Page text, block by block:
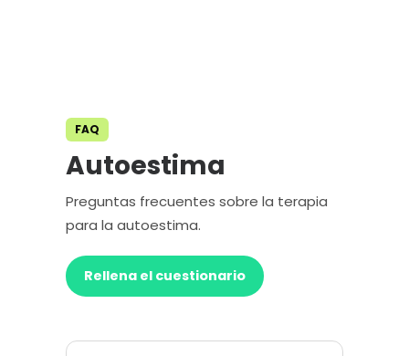
FAQ
Autoestima
Preguntas frecuentes sobre la terapia
para la autoestima.
Rellena el cuestionario